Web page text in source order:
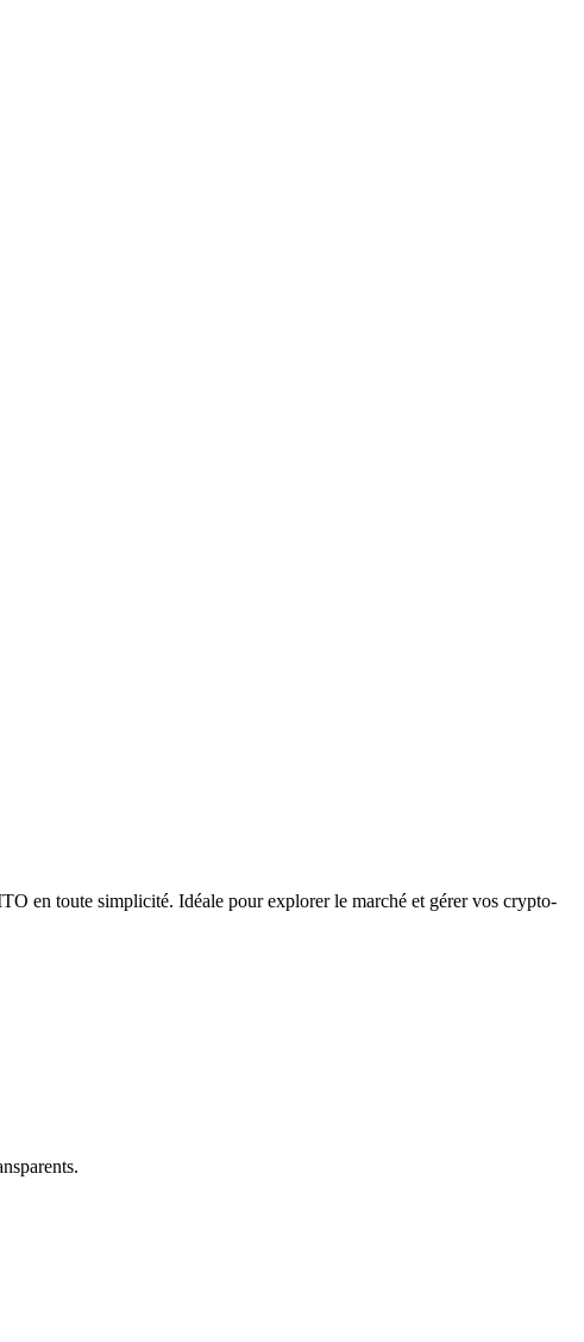
en toute simplicité. Idéale pour explorer le marché et gérer vos crypto-